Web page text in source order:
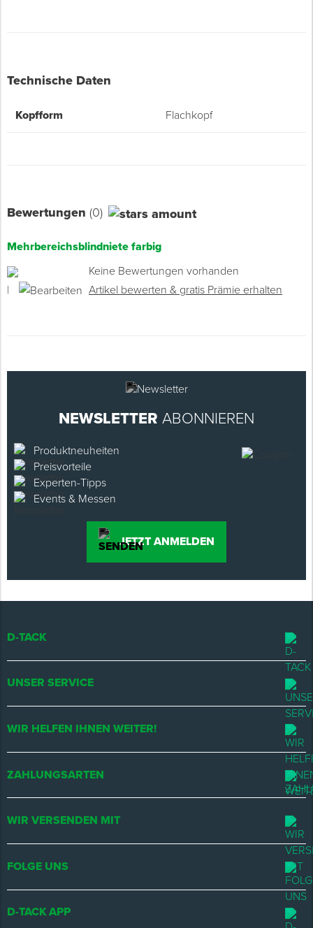
Technische Daten
Kopfform Flachkopf
Bewertungen (0)
Mehrbereichsblindniete farbig
Keine Bewertungen vorhanden
|
Artikel bewerten & gratis Prämie erhalten
NEWSLETTER ABONNIEREN
Produktneuheiten
Preisvorteile
Experten-Tipps
Events & Messen
JETZT ANMELDEN
D-TACK
UNSER SERVICE
WIR HELFEN IHNEN WEITER!
ZAHLUNGSARTEN
WIR VERSENDEN MIT
FOLGE UNS
D-TACK APP